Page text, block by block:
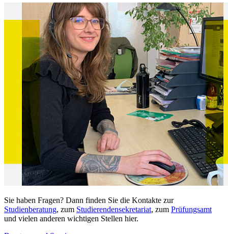
Sie haben Fragen? Dann finden Sie die Kontakte zur
Studienberatung, zum Studierendensekretariat, zum Prüfungsamt
und vielen anderen wichtigen Stellen hier.